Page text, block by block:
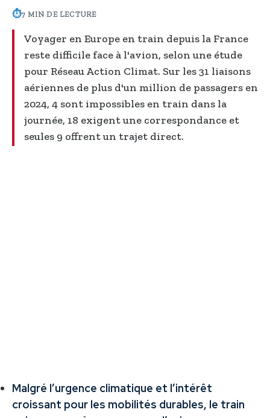
⏱7 MIN DE LECTURE
Voyager en Europe en train depuis la France
reste difficile face à l'avion, selon une étude
pour Réseau Action Climat. Sur les 31 liaisons
aériennes de plus d'un million de passagers en
2024, 4 sont impossibles en train dans la
journée, 18 exigent une correspondance et
seules 9 offrent un trajet direct.
Malgré l’urgence climatique et l’intérêt
croissant pour les mobilités durables, le train